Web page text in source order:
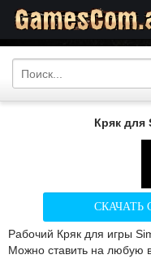
Кряк для
СКАЧАТЬ
Рабочий Кряк для игры
Можно ставить на любую